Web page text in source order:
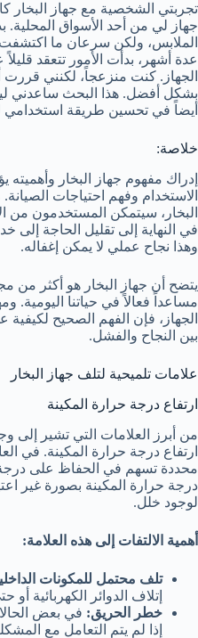
تجربتي الشخصية مع جهاز
جهاز لي من أحد الأسواق
الملابس، ولكن سرعان ما
عدة أشهر، بدأت الأمور تتعقد
الجهاز. كنت منزعجاً، لكنني
بشكل أفضل. هذا البحث ساعدني
أيضاً في تحسين طريقة استخدامي
خلاصة:
إدراك مفهوم جهاز البخار
الاستخدام وفهم احتياجات
البخار، سيتمكن المستخدمون من
في النهاية إلى تقليل الحاجة إلى
وهذا نجاح عملي لا يمكن إغفاله.
يتضح أن جهاز البخار هو أكثر من
مساعداً فعالاً في حياتنا اليومية.
الجهاز، فإن الفهم الصحيح
بين النجاح والفشل.
علامات تلميحية لتلف جهاز البخار
ارتفاع درجة حرارة المكينة
من أبرز العلامات التي تشير إلى
ارتفاع درجة حرارة المكينة. في
محددة تسهم في الحفاظ على درجة
درجة حرارة المكينة بصورة غير
لوجود خلل.
أهمية الالتفات إلى هذه العلامة:
تلف محتمل للمكونات
إتلاف الدوائر الكهربائية
خطر الحريق: في بعض
إذا لم يتم التعامل مع